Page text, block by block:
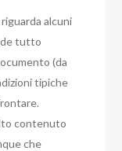
alcuni
tutto
(da
tipiche
contenuto
che